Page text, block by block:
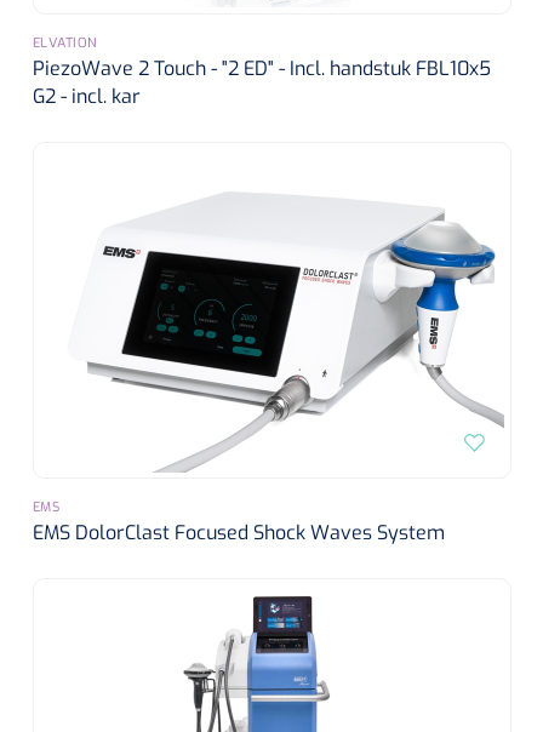
ELVATION
PiezoWave 2 Touch - "2 ED" - Incl. handstuk FBL10x5
G2 - incl. kar
EMS
EMS DolorClast Focused Shock Waves System